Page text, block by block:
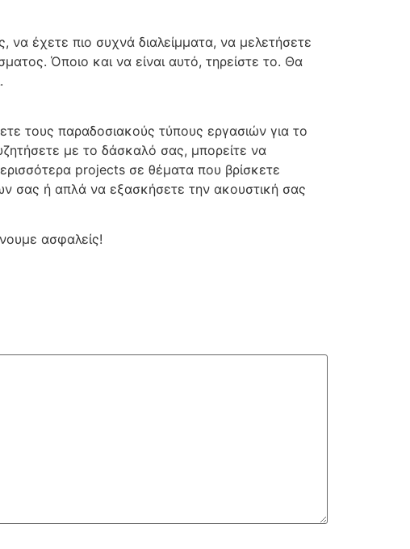
να έχετε πιο συχνά διαλείμματα, να μελετήσετε
Όποιο και να είναι αυτό, τηρείστε το. Θα
τους παραδοσιακούς τύπους εργασιών για το
με το δάσκαλό σας, μπορείτε να
projects σε θέματα που βρίσκετε
σας ή απλά να εξασκήσετε την ακουστική σας
ασφαλείς!